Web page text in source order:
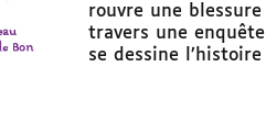
rouvre une
travers une
se dessine